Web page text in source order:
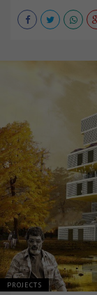
PROJECTS